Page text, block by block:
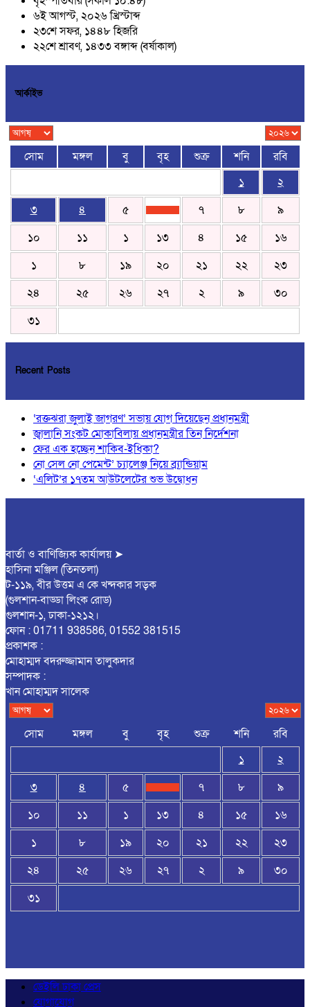
৬ই আগস্ট, ২০২৬ খ্রিস্টাব্দ
২৩শে সফর, ১৪৪৮ হিজরি
২২শে শ্রাবণ, ১৪৩৩ বঙ্গাব্দ (বর্ষাকাল)
আর্কাইভ
সোম মঙ্গল বু বৃহ শুক্র শনি
রবি
১
২
৩
৪ ৫ ৭ ৮
৯
১০
১১ ১ ১৩ ৪ ১৫
১৬
১
৮ ১৯ ২০ ২১ ২২
২৩
২৪
২৫ ২৬ ২৭ ২ ৯
৩০
৩১
Recent Posts
‘রক্তঝরা জুলাই জাগরণ’ সভায় যোগ দিয়েছেন প্রধানমন্ত্রী
জ্বালানি সংকট মোকাবিলায় প্রধানমন্ত্রীর তিন নির্দেশনা
ফের এক হচ্ছেন শাকিব-ইধিকা?
নো সেল নো পেমেন্ট’ চ্যালেঞ্জ নিয়ে ব্র্যান্ডিয়াম
‘এলিট’র ১৭তম আউটলেটের শুভ উদ্বোধন
বার্তা ও বাণিজ্যিক কার্যালয় ➤
হাসিনা মঞ্জিল (তিনতলা)
ট-১১৯, বীর উত্তম এ কে খন্দকার সড়ক
(গুলশান-বাড্ডা লিংক রোড)
গুলশান-১, ঢাকা-১২১২।
ফোন : 01711 938586, 01552 381515
প্রকাশক :
মোহাম্মদ বদরুজ্জামান তালুকদার
সম্পাদক :
খান মোহাম্মদ সালেক
সোম মঙ্গল বু বৃহ শুক্র শনি
রবি
১
২
৩
৪ ৫ ৭ ৮
৯
১০
১১ ১ ১৩ ৪ ১৫
১৬
১
৮ ১৯ ২০ ২১ ২২
২৩
২৪
২৫ ২৬ ২৭ ২ ৯
৩০
৩১
ডেইলি ঢাকা প্রেস
যোগাযোগ